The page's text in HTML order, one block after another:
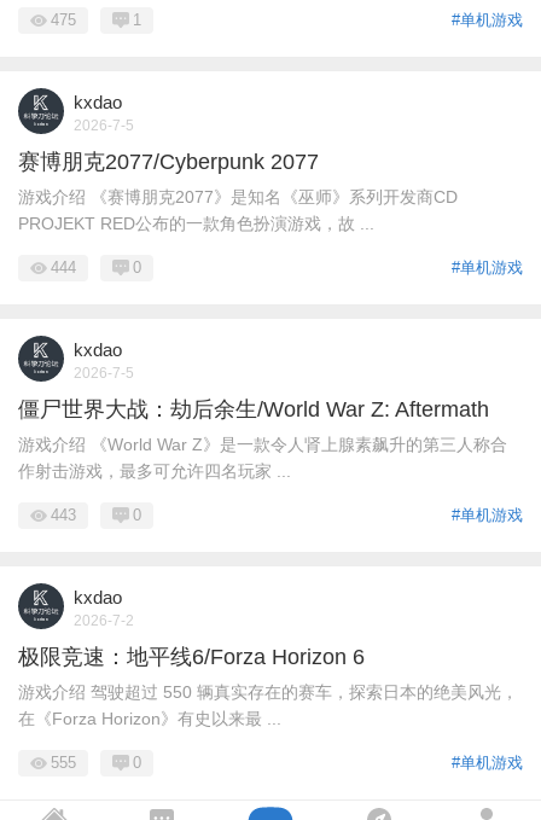
#单机游戏
475 1
kxdao
2026-7-5
赛博朋克2077/Cyberpunk 2077
游戏介绍 《赛博朋克2077》是知名《巫师》系列开发商CD
PROJEKT RED公布的一款角色扮演游戏，故 ...
#单机游戏
444 0
kxdao
2026-7-5
僵尸世界大战：劫后余生/World War Z: Aftermath
游戏介绍 《World War Z》是一款令人肾上腺素飙升的第三人称合
作射击游戏，最多可允许四名玩家 ...
#单机游戏
443 0
kxdao
2026-7-2
极限竞速：地平线6/Forza Horizon 6
游戏介绍 驾驶超过 550 辆真实存在的赛车，探索日本的绝美风光，
在《Forza Horizon》有史以来最 ...
#单机游戏
555 0